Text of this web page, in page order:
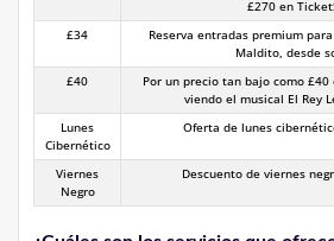
£270 en
£34
Reserva entradas premium
Maldito, desde
£40
Por un precio tan bajo como
viendo el musical El Rey
Lunes
Cibernético
Oferta de lunes
Viernes
Negro
Descuento de viernes